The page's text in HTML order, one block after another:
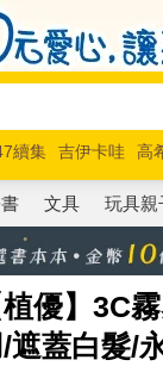
續集 吉伊卡哇 高
員5 超慢跑
文具 玩具親
植優】3C
遮蓋白髮/